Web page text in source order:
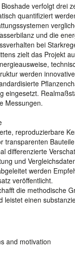
verfolgt drei
quantifiziert
und die
bei
zielt das Projekt
werden
eingesetzt.
Messungen.
reproduzierbare
transparenten
differenzierte
und
werden
veröffentlicht.
die methodische
leistet einen
and motivation